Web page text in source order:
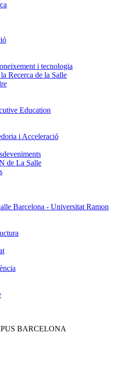
i tecnologia
Recerca de la Salle
Education
i Acceleració
de La Salle
Barcelona - Universitat Ramon
BARCELONA